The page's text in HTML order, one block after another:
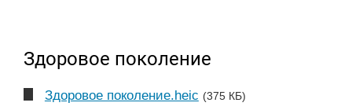
Здоровое поколение
Здоровое поколение.heic (375 КБ)